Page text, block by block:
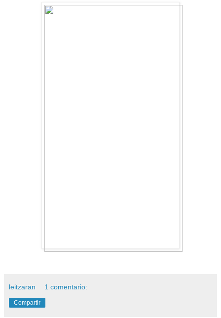
leitzaran 1 comentario:
Compartir